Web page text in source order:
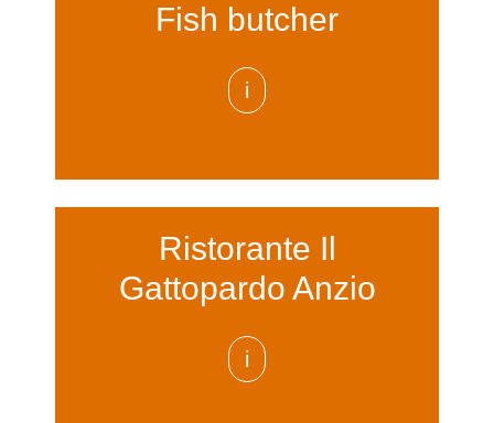
Fish butcher
i
Ristorante Il
Gattopardo Anzio
i